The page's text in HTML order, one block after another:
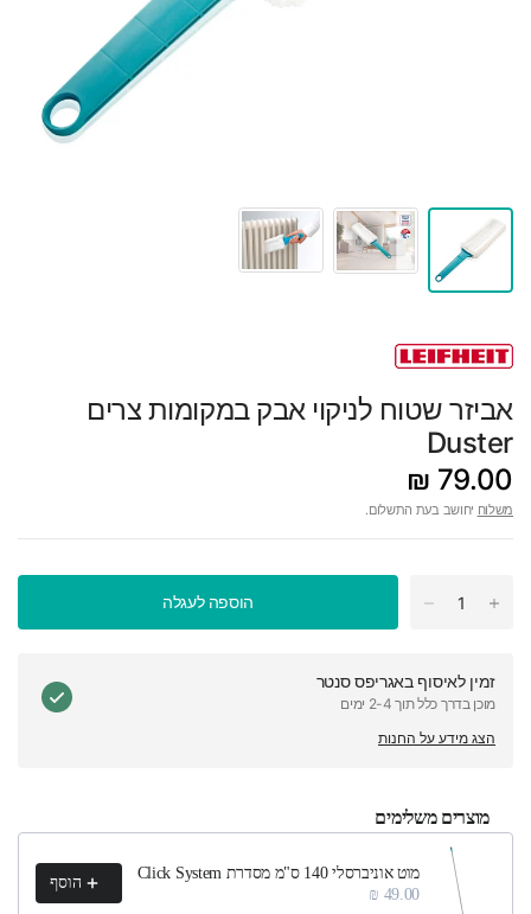
אביזר שטוח לניקוי אבק במקומות צרים
Duster
79.00 ₪
משלוח יחושב בעת התשלום.
הוספה לעגלה
זמין לאיסוף באגריפס סנטר
מוכן בדרך כלל תוך 2-4 ימים
הצג מידע על החנות
מוצרים משלימים
recommendations, or scroll horizontally to view more products.
מוט אוניברסלי 140 ס"מ מסדרת Click System
49.00 ₪
הוסף